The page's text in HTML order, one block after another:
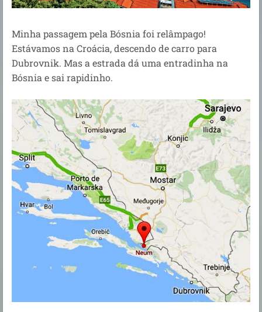
Minha passagem pela Bósnia foi relâmpago!
Estávamos na Croácia, descendo de carro para
Dubrovnik. Mas a estrada dá uma entradinha na
Bósnia e sai rapidinho.